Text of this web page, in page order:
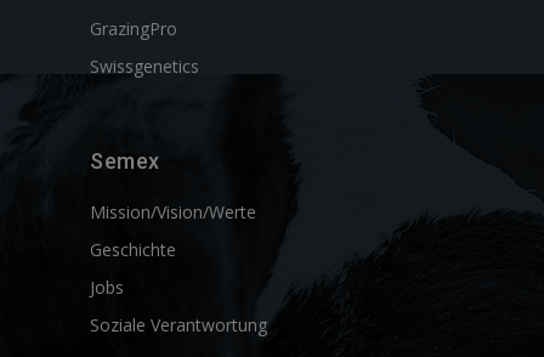
GrazingPro
Swissgenetics
Semex
Mission/Vision/Werte
Geschichte
Jobs
Soziale Verantwortung